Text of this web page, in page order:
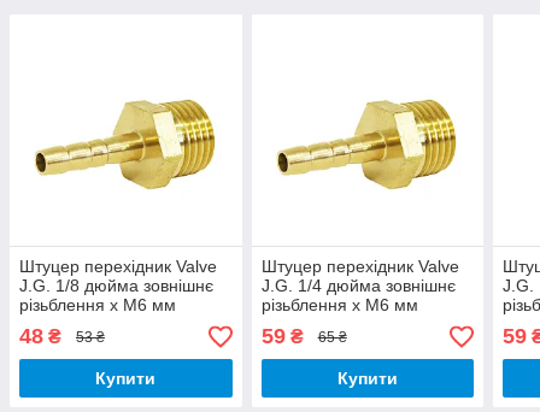
Штуцер перехідник Valve
J.G. 1/8 дюйма зовнішнє
різьблення х М6 мм
латунь
48 ₴ 53 ₴
Купити
Штуцер перехідник Valve
J.G. 1/4 дюйма зовнішнє
різьблення х М6 мм
латунь
59₴ 65 ₴
Купити
J.G.
59